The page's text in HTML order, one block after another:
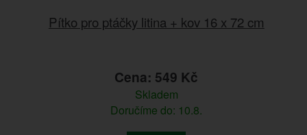
Pítko pro ptáčky litina + kov 16 x 72 cm
Cena: 549 Kč
Skladem
Doručíme do: 10.8.